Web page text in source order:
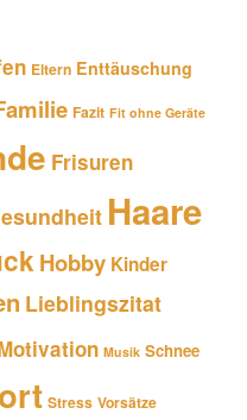
Eltern Enttäuschung
Fazit Fit ohne Geräte
Frisuren
Haare
Hobby Kinder
Lieblingszitat
Musik Schnee
Stress Vorsätze